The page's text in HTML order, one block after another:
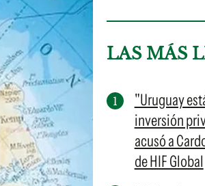
LAS MÁS
"Uruguay
inversión
acusó a
de HIF Global